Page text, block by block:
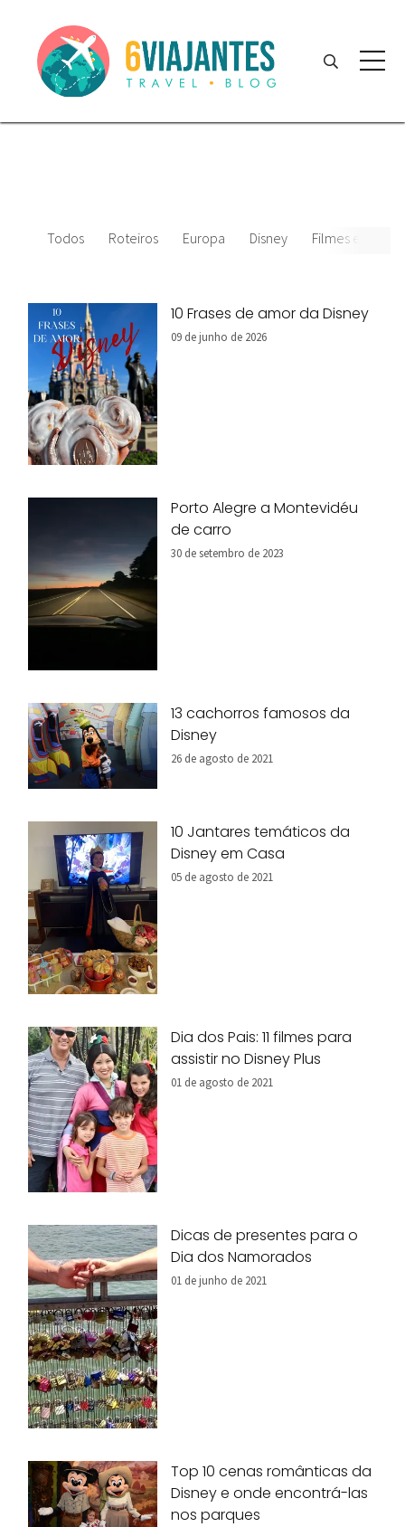
Todos Roteiros Europa Disney Filmes e
10 Frases de amor da Disney
09 de junho de 2026
Porto Alegre a Montevidéu
de carro
30 de setembro de 2023
13 cachorros famosos da
Disney
26 de agosto de 2021
10 Jantares temáticos da
Disney em Casa
05 de agosto de 2021
Dia dos Pais: 11 filmes para
assistir no Disney Plus
01 de agosto de 2021
Dicas de presentes para o
Dia dos Namorados
01 de junho de 2021
Top 10 cenas românticas da
Disney e onde encontrá-las
nos parques